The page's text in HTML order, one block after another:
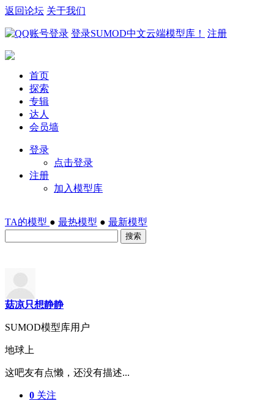
返回论坛 关于我们
登录SUMOD中文云端模型库！ 注册
首页
探索
专辑
达人
会员墙
登录
点击登录
注册
加入模型库
TA的模型 ● 最热模型 ● 最新模型
搜索
菇凉只想静静
SUMOD模型库用户
地球上
这吧友有点懒，还没有描述...
0 关注